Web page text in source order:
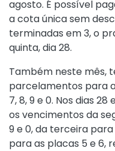
agosto. É possível
a cota única sem
terminadas em 3, o
quinta, dia 28.
Também neste mês,
parcelamentos para
7, 8, 9 e 0. Nos dias
os vencimentos da
9 e 0, da terceira
para as placas 5 e 6,